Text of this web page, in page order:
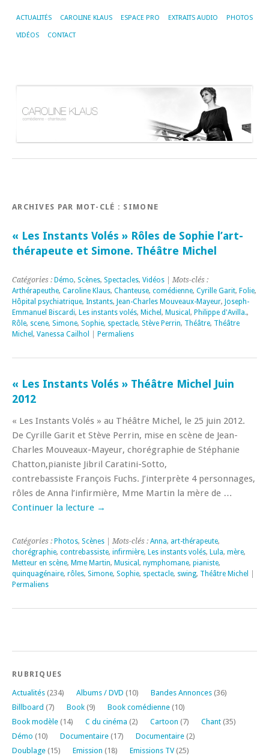
ACTUALITÉS CAROLINE KLAUS ESPACE PRO EXTRAITS AUDIO PHOTOS
VIDÉOS CONTACT
ARCHIVES PAR MOT-CLÉ : SIMONE
« Les Instants Volés » Rôles de Sophie l’art-
thérapeute et Simone. Théâtre Michel
Catégories : Démo, Scènes, Spectacles, Vidéos | Mots-clés :
Arthérapeuthe, Caroline Klaus, Chanteuse, comédienne, Cyrille Garit, Folie,
Hôpital psychiatrique, Instants, Jean-Charles Mouveaux-Mayeur, Joseph-
Emmanuel Biscardi, Les instants volés, Michel , Musical , Philippe d'Avilla.,
Rôle, scene, Simone, Sophie, spectacle, Stève Perrin, Théâtre, Théâtre
Michel , Vanessa Cailhol Permaliens
« Les Instants Volés » Théâtre Michel Juin
2012
« Les Instants Volés » au Théâtre Michel, le 25 juin 2012.
De Cyrille Garit et Stève Perrin, mise en scène de Jean-
Charles Mouveaux-Mayeur, chorégraphie de Stéphanie
Chatton,pianiste Jibril Caratini-Sotto,
contrebassiste François Fuchs. J’interprète 4 personnages,
rôles de Anna l’infirmière, Mme Martin la mère de …
Continuer la lecture →
Catégories : Photos, Scènes | Mots-clés : Anna, art-thérapeute,
chorégraphie, contrebassiste, infirmière, Les instants volés, Lula, mère,
Metteur en scène, Mme Martin, Musical , nymphomane, pianiste,
quinquagénaire, rôles, Simone, Sophie, spectacle, swing, Théâtre Michel
Permaliens
RUBRIQUES
Actualités (234) Albums / DVD (10) Bandes Annonces (36)
Billboard (7) Book (9) Book comédienne (10)
Book modèle (14) C du cinéma (2) Cartoon (7) Chant (35)
Démo (10) Documentaire (17) Documentaire (2)
Doublage (15) Emission (18) Emissions TV(25)